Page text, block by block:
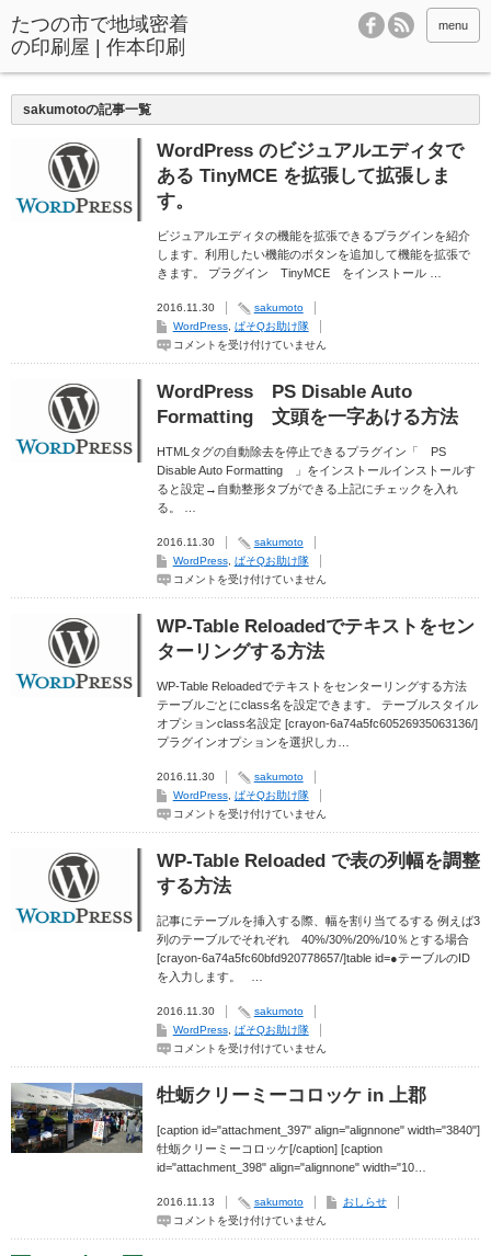
menu
sakumotoの記事一覧
WordPress のビジュアルエディタで
ある TinyMCE を拡張して拡張しま
す。
ビジュアルエディタの機能を拡張できるプラグインを紹介
します。利用したい機能のボタンを追加して機能を拡張で
きます。 プラグイン TinyMCE をインストール …
2016.11.30
sakumoto
WordPress, ぱそQお助け隊
WordPress
ジ
ュ
ル
デ
タ
で
る
を
張
し
張
し
ま
す。
コメントを受け付けていません
WordPress PS Disable Auto
Formatting 文頭を一字あける方法
HTMLタグの自動除去を停止できるプラグイン「 PS
Disable Auto Formatting 」をインストールインストールす
ると設定→自動整形タブができる上記にチェックを入れ
る。 …
2016.11.30
sakumoto
WordPress, ぱそQお助け隊
WordPress
Auto
Formatting
文
頭
一
あ
け
る
方
は
コメントを受け付けていません
WP-Table Reloadedでテキストをセン
ターリングする方法
WP-Table Reloadedでテキストをセンターリングする方法
テーブルごとにclass名を設定できます。 テーブルスタイル
オプションclass名設定 [crayon-6a74a5fc60526935063136/]
プラグインオプションを選択しカ…
2016.11.30
sakumoto
WordPress, ぱそQお助け隊
WP-
で
テ
キ
ス
を
セ
ン
タ
ー
リ
グ
る
方
コメントを受け付けていません
WP-Table Reloaded で表の列幅を調整
する方法
記事にテーブルを挿入する際、幅を割り当てるする 例えば3
列のテーブルでそれぞれ 40%/30%/20%/10％とする場合
[crayon-6a74a5fc60bfd920778657/]table id=●テーブルのID
を入力します。 …
2016.11.30
sakumoto
WordPress, ぱそQお助け隊
WP-
で
表
列
幅
を
調
る
方
コメントを受け付けていません
牡蛎クリーミーコロッケ in 上郡
[caption id="attachment_397" align="alignnone" width="3840"]
牡蛎クリーミーコロッケ[/caption] [caption
id="attachment_398" align="alignnone" width="10…
2016.11.13 sakumoto
おしらせ
牡
コメントを受け付けていません